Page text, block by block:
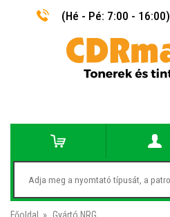
(Hé - Pé: 7:00 - 16:00)